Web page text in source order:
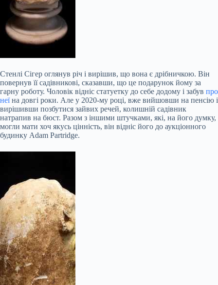
Стенлі Сігер оглянув річ і вирішив, що вона є дрібничкою. Він
повернув її садівникові, сказавши, що це подарунок йому за
гарну роботу. Чоловік відніс статуетку до себе додому і забув про
неїна довгі роки. Але у 2020-му році, вже вийшовши на пенсію і
вирішивши позбутися зайвих речей, колишній садівник
натрапив на бюст. Разом з іншими штучками, які, на його думку,
могли мати хоч якусь цінність, він відніс його до аукціонного
будинку Adam Partridge.